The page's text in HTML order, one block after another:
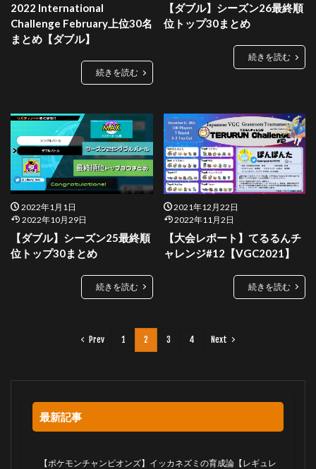
2022 International
Challenge February上位30名
まとめ【ダブル】
続きを読む
【ダブル】シーズン26最終順
位トップ30まとめ
続きを読む
2022年1月1日
2022年10月29日
【ダブル】シーズン25最終順
位トップ30まとめ
続きを読む
2021年12月22日
2022年11月2日
【大会レポート】てるるんチ
ャレンジ#12【VGC2021】
続きを読む
Prev 1 2 3 4 Next
最新記事
【ポケモンチャンピオンズ】イッカネズミの育成論【レギュレ